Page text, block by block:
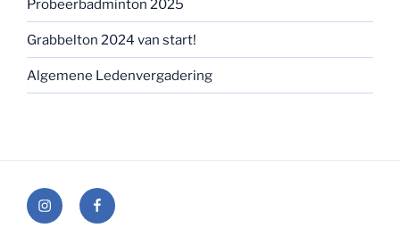
Probeerbadminton 2025
Grabbelton 2024 van start!
Algemene Ledenvergadering
InstagramFacebook